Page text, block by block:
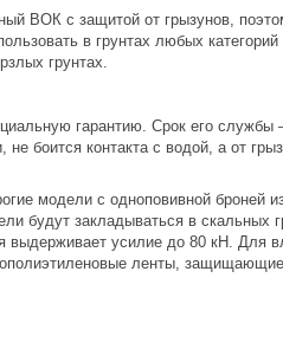
ВОК с защитой от грызунов,
в грунтах любых категорий
грунтах.
гарантию. Срок его службы
боится контакта с водой, а от
модели с одноповивной броней
будут закладываться в скальных
выдерживает усилие до 80 кН. Для
ленты,